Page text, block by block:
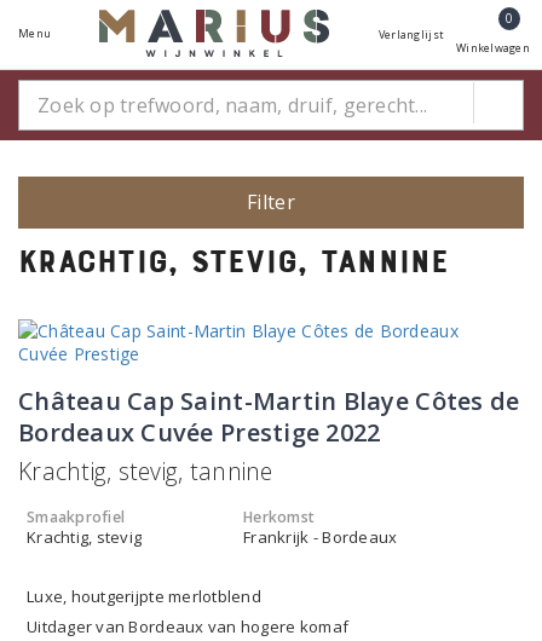
Menu Verlanglijst
0
Winkelwagen
Filter
Krachtig, stevig, tannine
Château Cap Saint-Martin Blaye Côtes de
Bordeaux Cuvée Prestige 2022
Krachtig, stevig, tannine
Smaakprofiel
Krachtig, stevig
Herkomst
Frankrijk - Bordeaux
Luxe, houtgerijpte merlotblend
Uitdager van Bordeaux van hogere komaf